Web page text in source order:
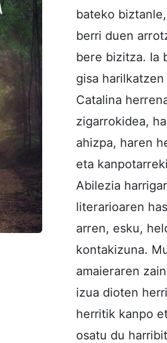
bateko
berri duen
bere bizitza. Ia
gisa
Catalina
zigarrokidea,
ahizpa, haren
eta
Abilezia
literarioaren
arren, esku,
kontakizuna.
amaieraren
izua dioten
herritik kanpo
osatu du